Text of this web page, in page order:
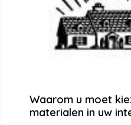
Waarom u moet
materialen in uw